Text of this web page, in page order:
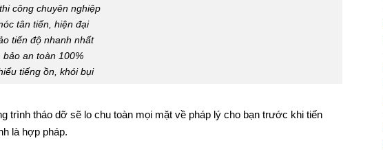
ưa chuộng hiện nayTiếp nhận yêu cầu của quý khách 24/24
biệt quy mô công trình
công chuyên nghiệp
tân tiến, hiện đại
tiếng ồn, khói bụi